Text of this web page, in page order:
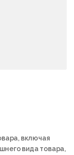
включая
вида товара,